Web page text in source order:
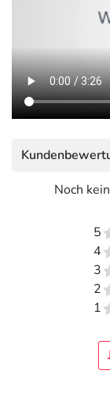
Noch
5
4
3
2
1